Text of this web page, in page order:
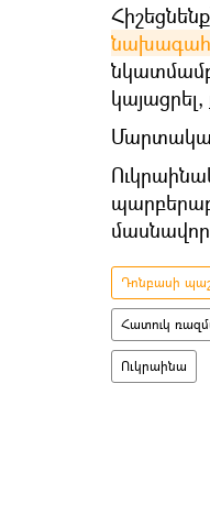
նախագահ
նկատմամբ
Մարտական
Դոնբասի
Հատուկ
Ուկրաինա